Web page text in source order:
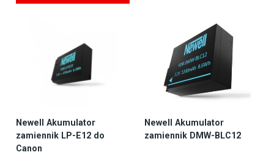
143,75 zł.
wynosi:
Newell Akumulator
zamiennik LP-E12 do
Canon
Newell Akumulator
zamiennik DMW-BLC12